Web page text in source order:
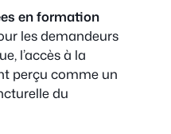
en formation
les demandeurs
l’accès à la
perçu comme un
du